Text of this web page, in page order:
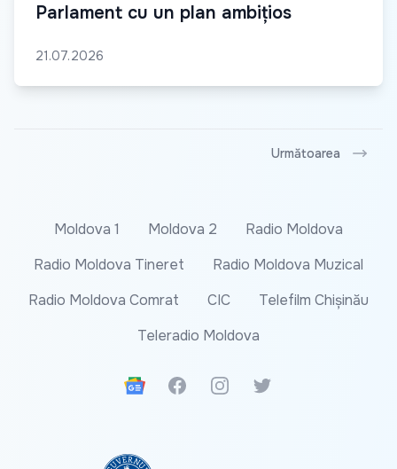
Parlament cu un plan ambițios
21.07.2026
Următoarea
Moldova 1 Moldova 2
Radio Moldova
Radio Moldova Tineret
Radio Moldova Muzical
Radio Moldova Comrat
CIC
Telefilm Chișinău
Teleradio Moldova
Google News
FacebookInstagramTwitter